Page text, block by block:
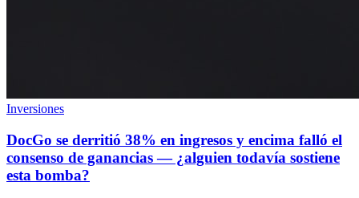
Inversiones
DocGo se derritió 38% en ingresos y encima falló el
consenso de ganancias — ¿alguien todavía sostiene
esta bomba?